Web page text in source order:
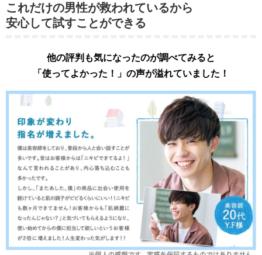
これだけの男性が救われているから
安心して試すことができる
他の評判も気になったのが調べてみると
「使ってよかった！」の声が溢れていました！